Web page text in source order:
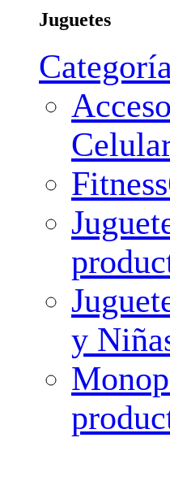
Juguetes
Fitness
y